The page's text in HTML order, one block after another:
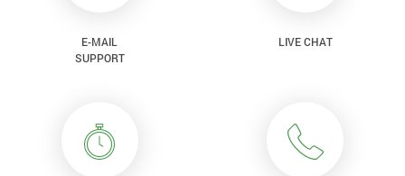
E-MAIL
SUPPORT
LIVE CHAT